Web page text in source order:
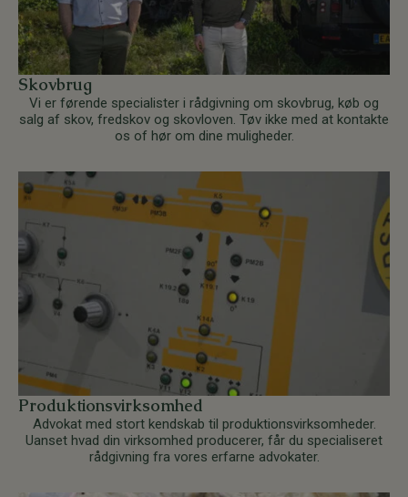
Skovbrug
Vi er førende specialister i rådgivning om skovbrug, køb og
salg af skov, fredskov og skovloven. Tøv ikke med at kontakte
os of hør om dine muligheder.
Produktionsvirksomhed
Advokat med stort kendskab til produktionsvirksomheder.
Uanset hvad din virksomhed producerer, får du specialiseret
rådgivning fra vores erfarne advokater.